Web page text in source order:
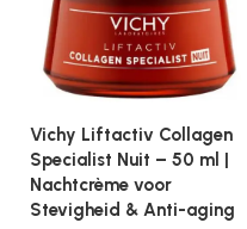
Vichy Liftactiv Collagen
Specialist Nuit – 50 ml |
Nachtcrème voor
Stevigheid & Anti-aging